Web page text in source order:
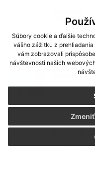
Súbory cookie a ďalšie
vášho zážitku z
vám zobrazovali
návštevnosti našich
Zber
Aktuality
Aktuality
Výstrahy